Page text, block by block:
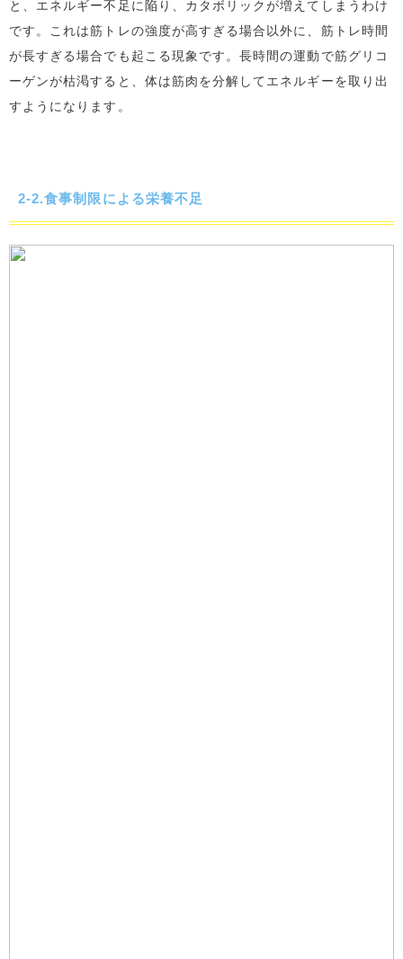
と、エネルギー不足に陥り、カタボリックが増えてしまうわけ
です。これは筋トレの強度が高すぎる場合以外に、筋トレ時間
が長すぎる場合でも起こる現象です。長時間の運動で筋グリコ
ーゲンが枯渇すると、体は筋肉を分解してエネルギーを取り出
すようになります。
2-2.食事制限による栄養不足